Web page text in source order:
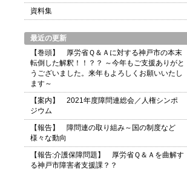
資料集
最近の更新
【巻頭】 厚労省Ｑ＆Ａに対する神戸市の本末
転倒した解釈！！？？ ～今年もご支援ありがと
うございました。来年もよろしくお願いいたし
ます～
【案内】 2021年度障問連総会／人権シンポ
ジウム
【報告】 障問連の取り組み～国の制度など
様々な動向
【報告:介護保障問題】 厚労省Ｑ＆Ａを曲解す
る神戸市障害者支援課？？